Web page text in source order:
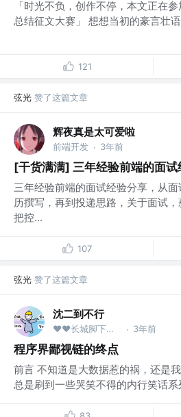
「时光不负，创作不停，本文正在
总结征文大赛」 想想当初的豪言壮
121
弦光 赞了这篇文章
辉夜真是太可爱啦
前端开发 · 3年前
[干货满满] 三年经验前端的面试
三年经验前端的面试经验分享，从
历撰写，再到投递思路，关于面试
把控...
107
弦光 赞了这篇文章
沈二到不行
❤️❤️长城脚下一块砖 @哪里需要往哪搬 · 3年前
程序界鄙视链的终点
前言 不知道是大数据惹的祸，还是
总是刷到一些哭笑不得的内行笑话系